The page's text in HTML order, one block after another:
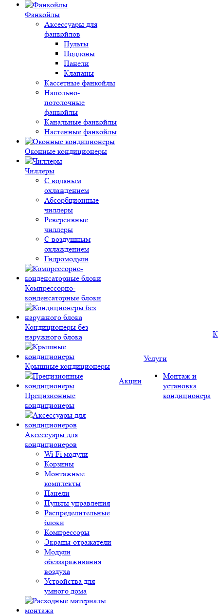
Фанкойлы
Аксессуары для
фанкойлов
Пульты
Поддоны
Панели
Клапаны
Кассетные фанкойлы
Напольно-
потолочные
фанкойлы
Канальные фанкойлы
Настенные фанкойлы
Оконные кондиционеры
Чиллеры
С водяным
охлаждением
Абсорбционные
чиллеры
Реверсивные
чиллеры
С воздушным
охлаждением
Гидромодули
Компрессорно-
конденсаторные блоки
Кондиционеры без
наружного блока
Крышные кондиционеры
Прецизионные
кондиционеры
Аксессуары для
кондиционеров
Wi-Fi модули
Корзины
Монтажные
комплекты
Панели
Пульты управления
Распределительные
блоки
Компрессоры
Экраны-отражатели
Модули
обеззараживания
воздуха
Устройства для
умного дома
Акции
Услуги
Монтаж и
установка
кондиционера